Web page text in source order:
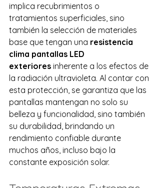
implica recubrimientos o
tratamientos superficiales, sino
también la selección de materiales
base que tengan una resistencia
clima pantallas LED
exteriores inherente a los efectos de
la radiación ultravioleta. Al contar con
esta protección, se garantiza que las
pantallas mantengan no solo su
belleza y funcionalidad, sino también
su durabilidad, brindando un
rendimiento confiable durante
muchos años, incluso bajo la
constante exposición solar.